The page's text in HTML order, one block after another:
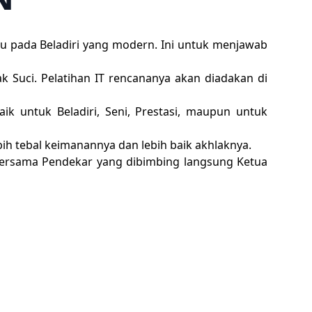
pada Beladiri yang modern. Ini untuk menjawab
Pelatihan IT rencananya akan diadakan di
untuk Beladiri, Seni, Prestasi, maupun untuk
tebal keimanannya dan lebih baik akhlaknya.
Pendekar yang dibimbing langsung Ketua